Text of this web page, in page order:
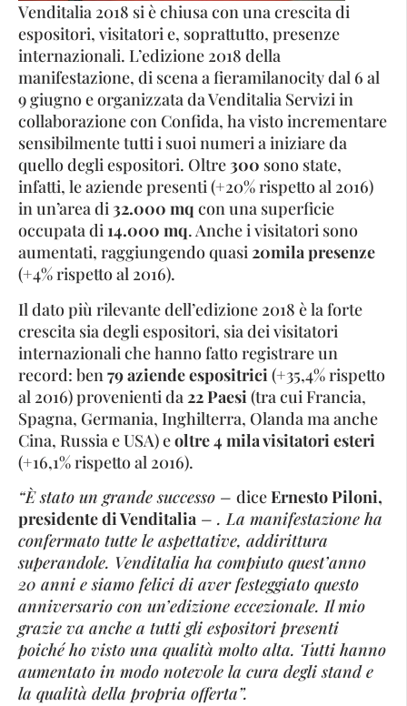
Venditalia 2018 si è chiusa con una crescita di
espositori, visitatori e, soprattutto, presenze
internazionali. L’edizione 2018 della
manifestazione, di scena a fieramilanocity dal 6 al
9 giugno e organizzata da Venditalia Servizi in
collaborazione con Confida, ha visto incrementare
sensibilmente tutti i suoi numeri a iniziare da
quello degli espositori. Oltre 300 sono state,
infatti, le aziende presenti (+20% rispetto al 2016)
in un’area di 32.000 mq con una superficie
occupata di 14.000 mq. Anche i visitatori sono
aumentati, raggiungendo quasi20mila presenze
(+4% rispetto al 2016).
Il dato più rilevante dell’edizione 2018 è la forte
crescita sia degli espositori, sia dei visitatori
internazionali che hanno fatto registrare un
record: ben 79 aziende espositrici (+35,4% rispetto
al 2016) provenienti da 22 Paesi (tra cui Francia,
Spagna, Germania, Inghilterra, Olanda ma anche
Cina, Russia e USA) eoltre 4 mila visitatori esteri
(+16,1% rispetto al 2016).
“È stato un grande successo – diceErnesto Piloni,
presidente di Venditalia – . La manifestazione ha
confermato tutte le aspettative, addirittura
superandole. Venditalia ha compiuto quest’anno
20 anni e siamo felici di aver festeggiato questo
anniversario con un’edizione eccezionale. Il mio
grazie va anche a tutti gli espositori presenti
poiché ho visto una qualità molto alta. Tutti hanno
aumentato in modo notevole la cura degli stand e
la qualità della propria offerta”.